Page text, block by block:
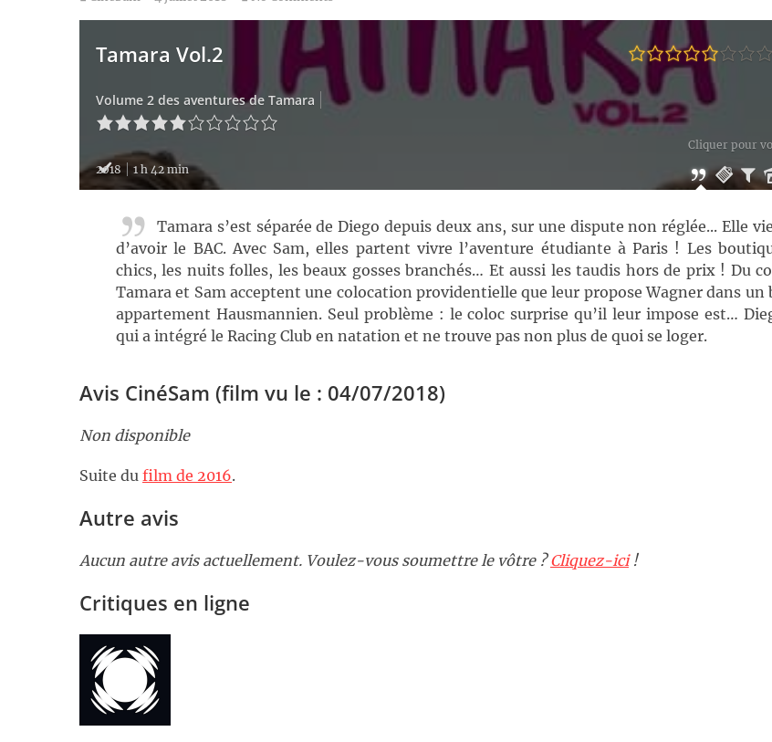
Tamara Vol.2
Volume 2 des aventures de Tamara
2018 1 h 42 min
Cliquer pour
Tamara s’est séparée de Diego depuis deux ans, sur une dispute non réglée... Elle
d’avoir le BAC. Avec Sam, elles partent vivre l’aventure étudiante à Paris ! Les
chics, les nuits folles, les beaux gosses branchés… Et aussi les taudis hors de prix ! Du
Tamara et Sam acceptent une colocation providentielle que leur propose Wagner dans un
appartement Hausmannien. Seul problème : le coloc surprise qu’il leur impose est…
qui a intégré le Racing Club en natation et ne trouve pas non plus de quoi se loger.
Avis CinéSam (film vu le : 04/07/2018)
Non disponible
Suite du film de 2016.
Autre avis
Aucun autre avis actuellement. Voulez-vous soumettre le vôtre ?Cliquez-ici!
Critiques en ligne